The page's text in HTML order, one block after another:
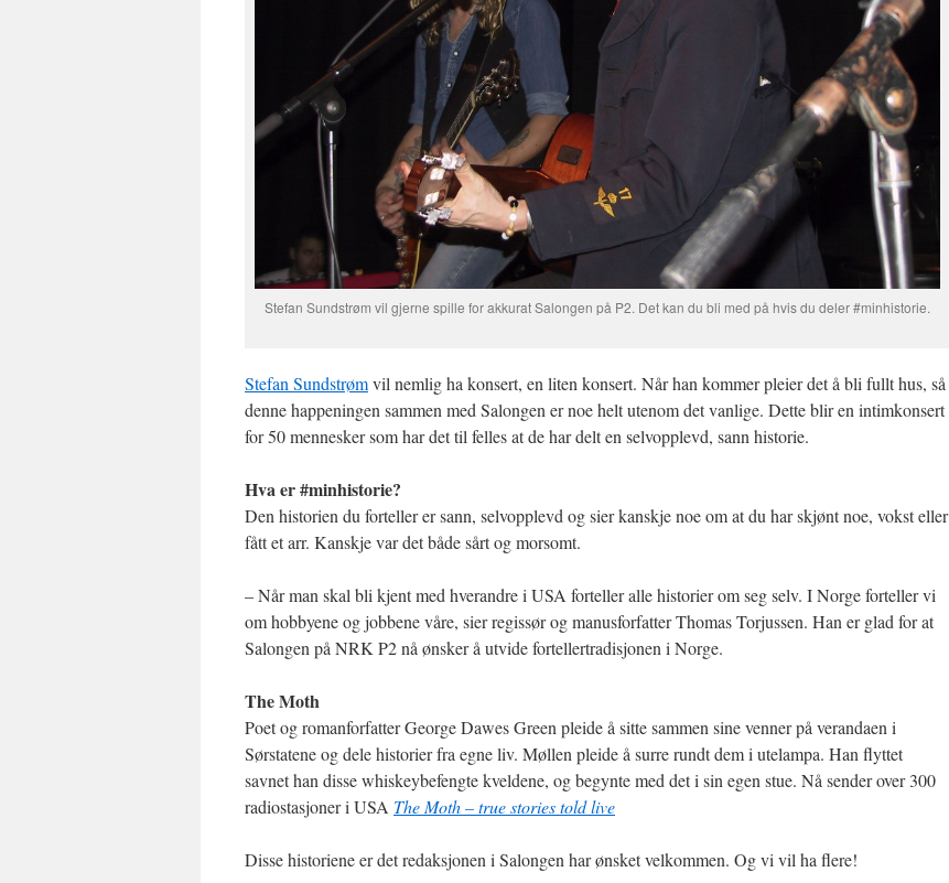
Stefan Sundstrøm vil gjerne spille for akkurat Salongen på P2. Det kan du bli med på hvis du deler #minhistorie.
Stefan Sundstrømvil nemlig ha konsert, en liten konsert. Når han kommer pleier det å bli fullt hus, så
denne happeningen sammen med Salongen er noe helt utenom det vanlige. Dette blir en intimkonsert
for 50 mennesker som har det til felles at de har delt en selvopplevd, sann historie.
Hva er #minhistorie?
Den historien du forteller er sann, selvopplevd og sier kanskje noe om at du har skjønt noe, vokst eller
fått et arr. Kanskje var det både sårt og morsomt.
– Når man skal bli kjent med hverandre i USA forteller alle historier om seg selv. I Norge forteller vi
om hobbyene og jobbene våre, sier regissør og manusforfatter Thomas Torjussen. Han er glad for at
Salongen på NRK P2 nå ønsker å utvide fortellertradisjonen i Norge.
The Moth
Poet og romanforfatter George Dawes Green pleide å sitte sammen sine venner på verandaen i
Sørstatene og dele historier fra egne liv. Møllen pleide å surre rundt dem i utelampa. Han flyttet
savnet han disse whiskeybefengte kveldene, og begynte med det i sin egen stue. Nå sender over 300
radiostasjoner i USA The Moth – true stories told live
Disse historiene er det redaksjonen i Salongen har ønsket velkommen. Og vi vil ha flere!